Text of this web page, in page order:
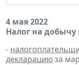
4 мая 2022
Налог на
-
декларациюза